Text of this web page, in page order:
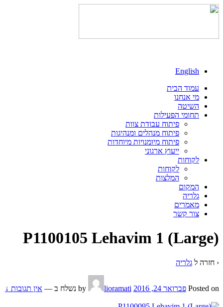
English
עמוד הבית
מי אנחנו
השיטה
תחומי הפעילות
פיתוח עבודת צוות
פיתוח מנהלים ומנהיגות
פיתוח מיומנויות מיוחדות
ייעוץ ארגוני
לקוחות
לקוחות
המלצות
המקום
גלריה
מאמרים
צור קשר
P1100105 Lehavim 1 (Large)
‹ חזרה ל גלריה
Posted on פברואר 24, 2016 lioramati נשלח ב — אין תגובות ↓